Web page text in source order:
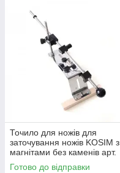
Точило для ножів для
заточування ножів KOSIM з
магнітами без каменів арт.
11597
Готово до відправки